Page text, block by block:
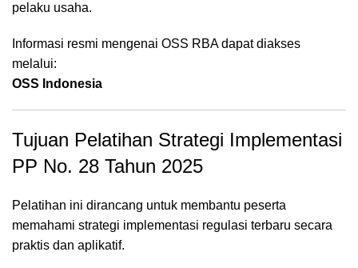
pelaku usaha.
Informasi resmi mengenai OSS RBA dapat diakses
melalui:
OSS Indonesia
Tujuan Pelatihan Strategi Implementasi
PP No. 28 Tahun 2025
Pelatihan ini dirancang untuk membantu peserta
memahami strategi implementasi regulasi terbaru secara
praktis dan aplikatif.